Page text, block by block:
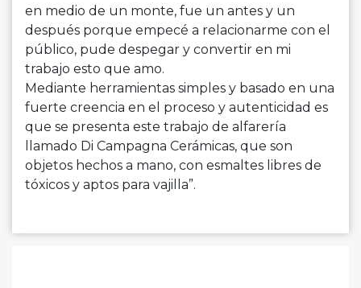
en medio de un monte, fue un antes y un
después porque empecé a relacionarme con el
público, pude despegar y convertir en mi
trabajo esto que amo.
Mediante herramientas simples y basado en una
fuerte creencia en el proceso y autenticidad es
que se presenta este trabajo de alfarería
llamado Di Campagna Cerámicas, que son
objetos hechos a mano, con esmaltes libres de
tóxicos y aptos para vajilla”.